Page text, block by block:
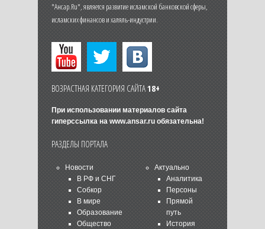
"Ансар.Ru", является развитие исламской банковской сферы,
исламских финансов и халяль-индустрии.
ВОЗРАСТНАЯ КАТЕГОРИЯ САЙТА18+
При использовании материалов сайта
гиперссылка на www.ansar.ruобязательна!
РАЗДЕЛЫ ПОРТАЛА
Новости
В РФ и СНГ
Собкор
В мире
Образование
Общество
Актуально
Аналитика
Персоны
Прямой
путь
История